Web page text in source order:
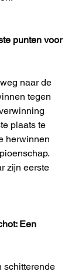
punten voor
naar de
tegen
plaats te
herwinnen
zijn eerste
Een
schitterende